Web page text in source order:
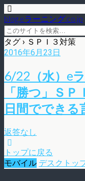
blog.eラーニング.co.jp
タグ › ＳＰＩ３対策
2016年6月23日
6/22（水）e
「勝つ」Ｓ
日間でできる
返答なし
トップに戻る
モバイル デスクトッ